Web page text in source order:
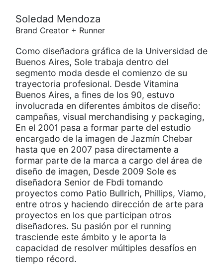
Soledad Mendoza
Brand Creator + Runner
Como diseñadora gráfica de la Universidad de
Buenos Aires, Sole trabaja dentro del
segmento moda desde el comienzo de su
trayectoria profesional. Desde Vitamina
Buenos Aires, a fines de los 90, estuvo
involucrada en diferentes ámbitos de diseño:
campañas, visual merchandising y packaging,
En el 2001 pasa a formar parte del estudio
encargado de la imagen de Jazmín Chebar
hasta que en 2007 pasa directamente a
formar parte de la marca a cargo del área de
diseño de imagen, Desde 2009 Sole es
diseñadora Senior de Fbdi tomando
proyectos como Patio Bullrich, Phillips, Viamo,
entre otros y haciendo dirección de arte para
proyectos en los que participan otros
diseñadores. Su pasión por el running
trasciende este ámbito y le aporta la
capacidad de resolver múltiples desafíos en
tiempo récord.